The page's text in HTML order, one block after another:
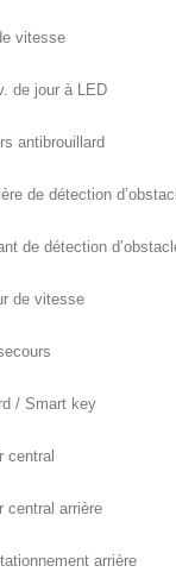
vitesse
de jour à LED
antibrouillard
de détection
de détection
de vitesse
/ Smart key
central
central arrière
arrière